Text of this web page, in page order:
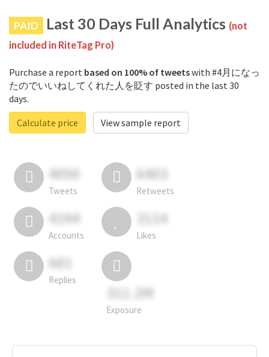
PAID Last 30 Days Full Analytics (not
included in RiteTag Pro)
Purchase a report based on 100% of tweetswith #4月になっ
たのでいいねしてくれた人を貶す posted in the last 30
days.
Calculate price
View sample report
4050
Tweets
6403
Retweets
4194
Accounts
3114
Likes
681
Replies
311.2M
Exposure